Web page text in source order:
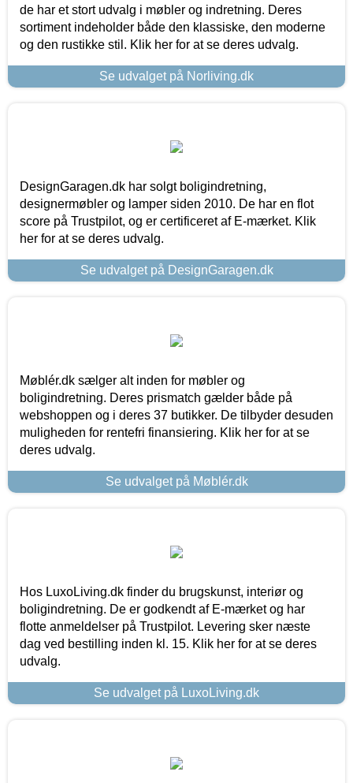
de har et stort udvalg i møbler og indretning. Deres
sortiment indeholder både den klassiske, den moderne
og den rustikke stil. Klik her for at se deres udvalg.
Se udvalget på Norliving.dk
DesignGaragen.dk har solgt boligindretning,
designermøbler og lamper siden 2010. De har en flot
score på Trustpilot, og er certificeret af E-mærket. Klik
her for at se deres udvalg.
Se udvalget på DesignGaragen.dk
Møblér.dk sælger alt inden for møbler og
boligindretning. Deres prismatch gælder både på
webshoppen og i deres 37 butikker. De tilbyder desuden
muligheden for rentefri finansiering. Klik her for at se
deres udvalg.
Se udvalget på Møblér.dk
Hos LuxoLiving.dk finder du brugskunst, interiør og
boligindretning. De er godkendt af E-mærket og har
flotte anmeldelser på Trustpilot. Levering sker næste
dag ved bestilling inden kl. 15. Klik her for at se deres
udvalg.
Se udvalget på LuxoLiving.dk